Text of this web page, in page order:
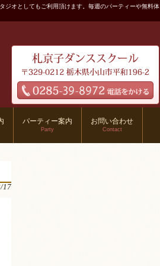
ジオとしてもご利用頂けます。毎週のパーティーや無料体
パーティー案内
Party
お問い合わせ
Contact
17